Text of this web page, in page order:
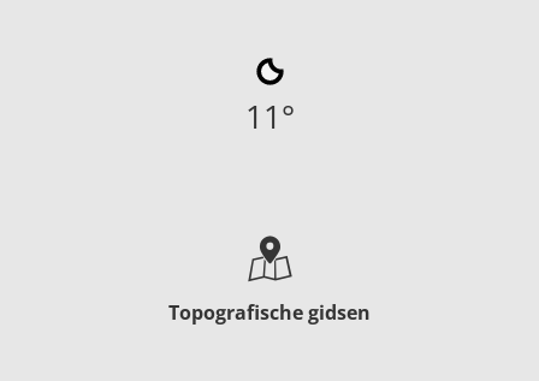
11°
Topografische gidsen